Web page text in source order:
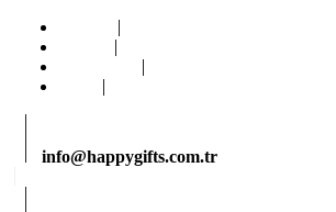
info@happygifts.com.tr